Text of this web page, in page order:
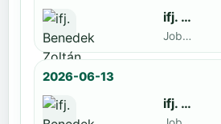
ifj. Benedek Zoltán
Jobbak · döntős: Szatmári István
2026-06-13
ifj. Benedek Zoltán